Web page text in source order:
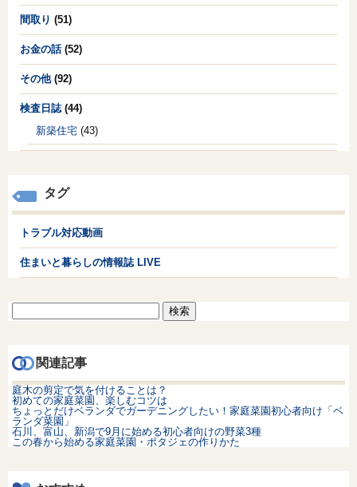
間取り (51)
お金の話(52)
その他(92)
検査日誌(44)
新築住宅 (43)
タグ
トラブル対応動画
住まいと暮らしの情報誌 LIVE
関連記事
庭木の剪定で気を付けることは？
初めての家庭菜園、楽しむコツは
ちょっとだけベランダでガーデニングしたい！家庭菜園初心者向け「ベ
ランダ菜園」
石川、富山、新潟で9月に始める初心者向けの野菜3種
この春から始める家庭菜園・ポタジェの作りかた